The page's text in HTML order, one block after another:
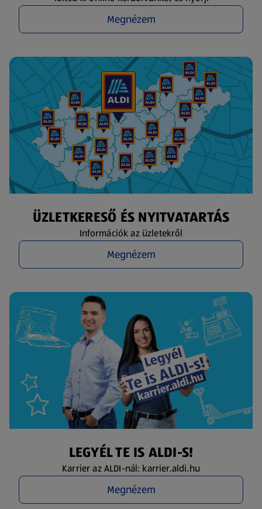
Megnézem
ÜZLETKERESŐ ÉS NYITVATARTÁS
Információk az üzletekről
Megnézem
LEGYÉL TE IS ALDI-S!
Karrier az ALDI-nál: karrier.aldi.hu
Megnézem